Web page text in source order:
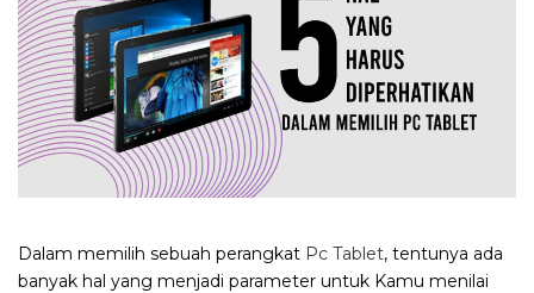
160 items
Laptop Bisnis
48 items
Dalam memilih sebuah perangkat Pc Tablet, tentunya ada
banyak hal yang menjadi parameter untuk Kamu menilai